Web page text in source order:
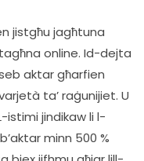
jistgħu jagħtuna
online. Id-dejta
aktar għarfien
ta’ raġunijiet. U
istimi jindikaw li l-
minn 500 %